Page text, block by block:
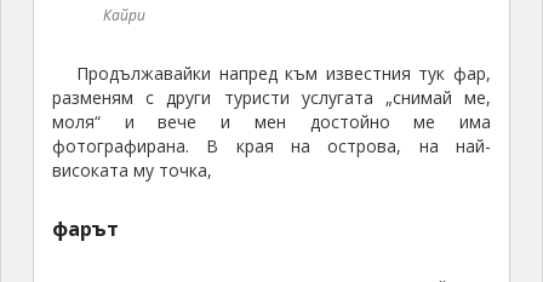
Кайри
Продължавайки напред към известния тук фар,
разменям с други туристи услугата „снимай ме,
моля“ и вече и мен достойно ме има
фотографирана. В края на острова, на най-
високата му точка,
фарът